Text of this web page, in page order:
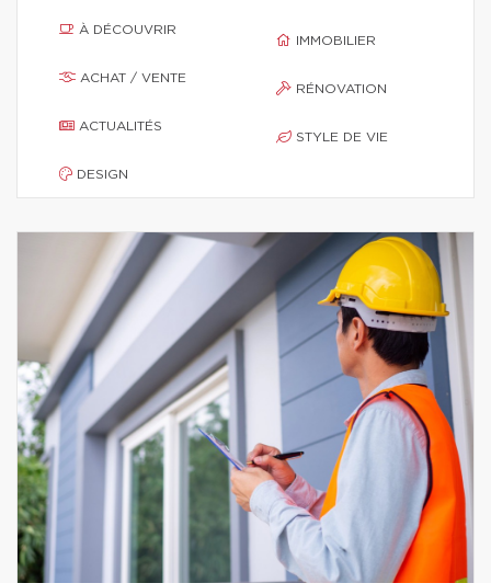
À DÉCOUVRIR
ACHAT / VENTE
ACTUALITÉS
DESIGN
IMMOBILIER
RÉNOVATION
STYLE DE VIE